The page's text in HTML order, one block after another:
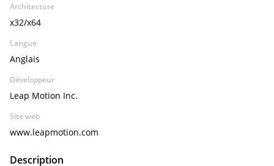
Architecture
x32/x64
Langue
Anglais
Développeur
Leap Motion Inc.
Site web
www.leapmotion.com
Description